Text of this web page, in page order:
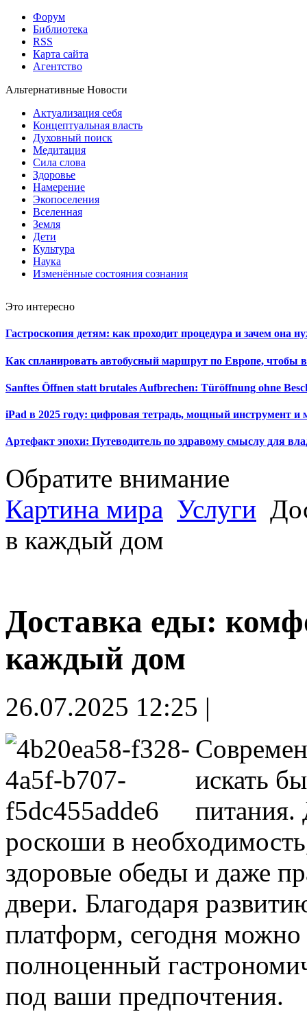
Форум
Библиотека
RSS
Карта сайта
Агентство
Альтернативные Новости
Актуализация себя
Концептуальная власть
Духовный поиск
Медитация
Сила слова
Здоровье
Намерение
Экопоселения
Вселенная
Земля
Дети
Культура
Наука
Изменённые состояния сознания
Это интересно
Гастроскопия детям: как проходит процедура и зачем она
Как спланировать автобусный маршрут по Европе, чтобы
Sanftes Öffnen statt brutales Aufbrechen: Türöffnung ohne
iPad в 2025 году: цифровая тетрадь, мощный инструмент и
Артефакт эпохи: Путеводитель по здравому смыслу для
Обратите внимание
Картина мира Услуги
в каждый дом
Доставка еды:
каждый дом
26.07.2025 12:25 |
искать
питания.
роскоши в
здоровые обеды и даже
двери. Благодаря
платформ, сегодня можно
полноценный
под ваши предпочтения.